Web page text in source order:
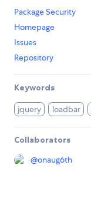
Package Security
Homepage
Issues
Repository
Keywords
jquery loadbar
Collaborators
@onaug6th